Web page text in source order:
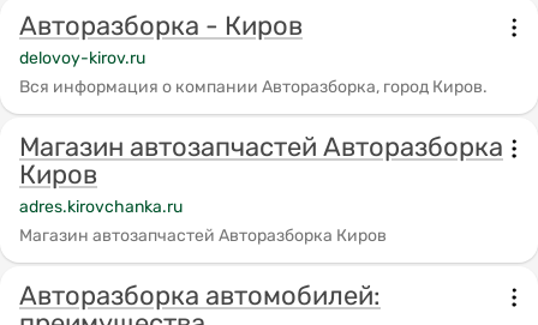
Авторазборка - Киров
delovoy-kirov.ru
Вся информация о компании Авторазборка, город Киров.
Магазин автозапчастей Авторазборка
Киров
adres.kirovchanka.ru
Магазин автозапчастей Авторазборка Киров
Авторазборка автомобилей: